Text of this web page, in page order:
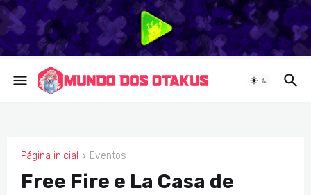
Página inicial Eventos
EVENTOS
Free Fire e La Casa de